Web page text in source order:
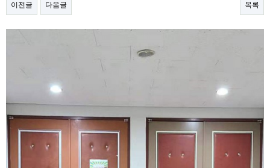
이전글 다음글 목록